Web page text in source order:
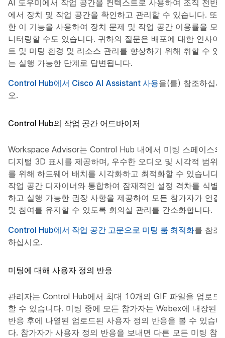
AI 도우미에서 작업 공간을 컨텍스트로 사용하여 조직 전반
에서 장치 및 작업 공간을 확인하고 관리할 수 있습니다. 또
한 이 기능을 사용하여 장치 문제 및 작업 공간 이용률을 모
니터링할 수도 있습니다. 귀하의 질문은 배포에 대한 인사이
트 및 미팅 환경 및 리소스 관리를 향상하기 위해 취할 수 있
는 실행 가능한 단계로 답변됩니다.
Control Hub에서 Cisco AI Assistant 사용을(를) 참조하십시
오.
Control Hub의 작업 공간 어드바이저
Workspace Advisor는 Control Hub 내에서 미팅 스페이스의
디지털 3D 표시를 제공하며, 우수한 오디오 및 시각적 범위
를 위해 하드웨어 배치를 시각화하고 최적화할 수 있습니다.
작업 공간 디자이너와 통합하여 잠재적인 설정 격차를 식별
하고 실행 가능한 권장 사항을 제공하여 모든 참가자가 연결
및 참여를 유지할 수 있도록 회의실 관리를 간소화합니다.
Control Hub에서 작업 공간 고문으로 미팅 룸 최적화를 참조
하십시오.
미팅에 대해 사용자 정의 반응
관리자는 Control Hub에서 최대 10개의 GIF 파일을 업로드
할 수 있습니다. 미팅 중에 모든 참가자는 Webex에 내장된
반응 후에 나열된 업로드된 사용자 정의 반응을 볼 수 있습니
다. 참가자가 사용자 정의 반응을 보내면 다른 모든 미팅 참